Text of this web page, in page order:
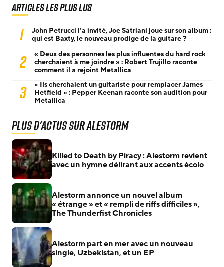
Articles les plus lus
1
John Petrucci l’a invité, Joe Satriani joue sur son album :
qui est Baxty, le nouveau prodige de la guitare ?
2
« Deux des personnes les plus influentes du hard rock
cherchaient à me joindre » : Robert Trujillo raconte
comment il a rejoint Metallica
3
« Ils cherchaient un guitariste pour remplacer James
Hetfield » : Pepper Keenan raconte son audition pour
Metallica
Plus d'actus sur Alestorm
Killed to Death by Piracy : Alestorm revient
avec un hymne délirant aux accents écolo
Alestorm annonce un nouvel album
« étrange » et « rempli de riffs difficiles »,
The Thunderfist Chronicles
Alestorm part en mer avec un nouveau
single, Uzbekistan, et un EP